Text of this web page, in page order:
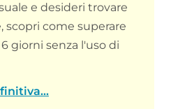
e desideri trovare
scopri come superare
giorni senza l'uso di